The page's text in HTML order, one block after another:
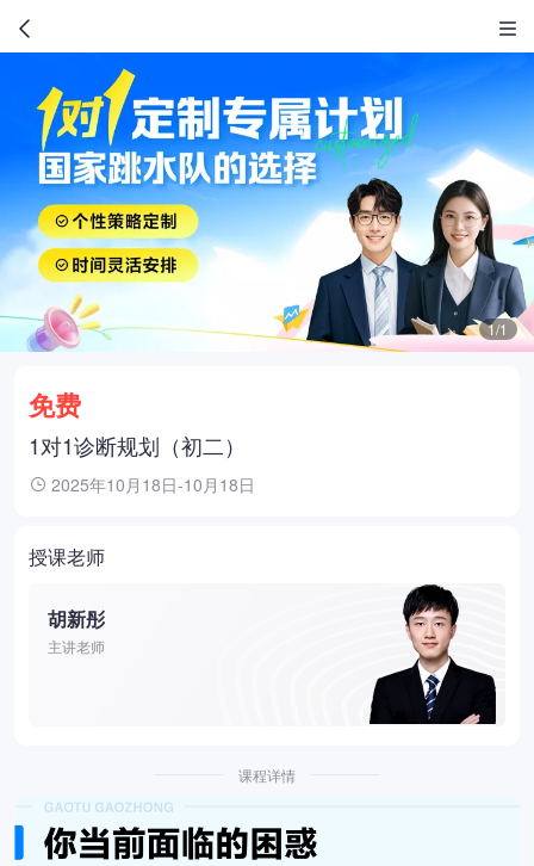
1/1
免费
1对1诊断规划（初二）
2025年10月18日-10月18日
授课老师
胡新彤
主讲老师
课程详情